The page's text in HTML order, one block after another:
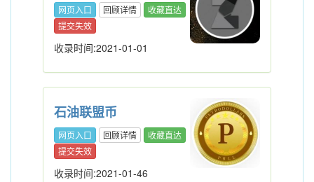
网页入口 回顾详情
收藏直达
提交失效
收录时间:2021-01-01
石油联盟币
网页入口 回顾详情
收藏直达
提交失效
收录时间:2021-01-46